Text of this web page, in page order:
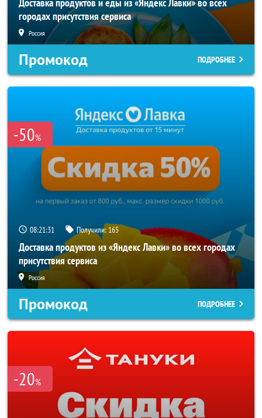
городах присутствия сервиса
Россия
Промокод ПОДРОБНЕЕ
-50%
08:21:30 Получили: 165
Доставка продуктов из «Яндекс Лавки» во всех городах
присутствия сервиса
Россия
Промокод ПОДРОБНЕЕ
-20%